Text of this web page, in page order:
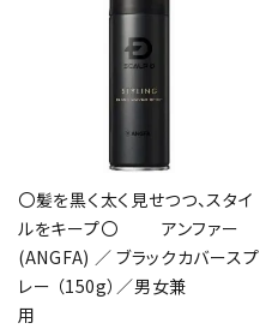
〇髪を黒く太く見せつつ、スタイ
ルをキープ〇 アンファー
(ANGFA) ／ ブラックカバースプ
レー （150g）／男女兼
用